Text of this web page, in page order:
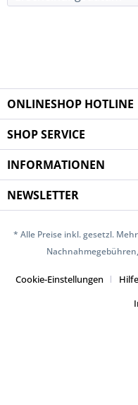
ONLINESHOP HOTLINE
SHOP SERVICE
INFORMATIONEN
NEWSLETTER
* Alle Preise inkl. gesetzl.
Cookie-Einstellungen